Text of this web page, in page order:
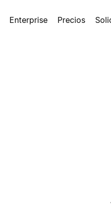
Enterprise Precios